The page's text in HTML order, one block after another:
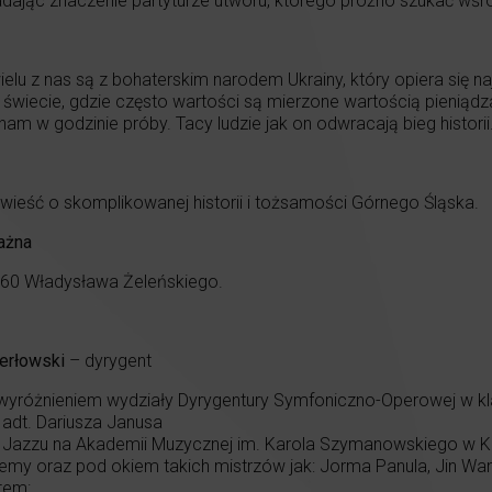
z nas są z bohaterskim narodem Ukrainy, który opiera się
gdzie często wartości są mierzone wartością
w godzinie próby. Tacy ludzie jak on odwracają bieg
o skomplikowanej historii i tożsamości Górnego Śląska.
Władysława Żeleńskiego.
– dyrygent
wydziały Dyrygentury Symfoniczno-Operowej w
Dariusza Janusa
na Akademii Muzycznej im. Karola Szymanowskiego w
oraz pod okiem takich mistrzów jak: Jorma Panula, Jin